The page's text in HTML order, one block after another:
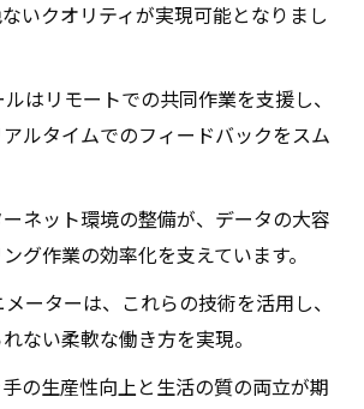
いクオリティが実現可能となりまし
はリモートでの共同作業を支援し、
ルタイムでのフィードバックをスム
ネット環境の整備が、データの大容
グ作業の効率化を支えています。
ーターは、これらの技術を活用し、
ない柔軟な働き方を実現。
の生産性向上と生活の質の両立が期